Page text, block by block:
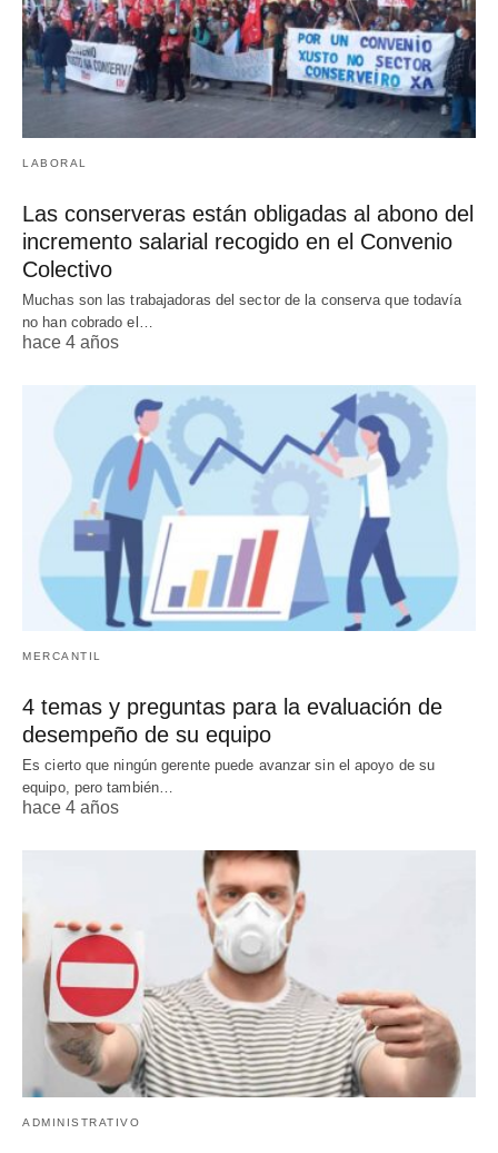
LABORAL
Las conserveras están obligadas al abono del
incremento salarial recogido en el Convenio
Colectivo
Muchas son las trabajadoras del sector de la conserva que todavía
no han cobrado el…
hace 4 años
MERCANTIL
4 temas y preguntas para la evaluación de
desempeño de su equipo
Es cierto que ningún gerente puede avanzar sin el apoyo de su
equipo, pero también…
hace 4 años
ADMINISTRATIVO